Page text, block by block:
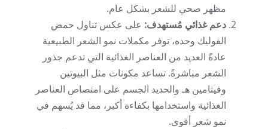
مظهر صحي للشعر بشكل عام.
دعم غذائي مُستهدف: على عكس تناول حمض
الفوليك وحده، توفر مكملات نمو الشعر الطبيعية
عادةً العديد من العناصر الغذائية التي تدعم جذور
الشعر مباشرةً. تساعد مكونات مثل البيوتين
وفيتامين هـ والحديد الجسم على امتصاص العناصر
الغذائية واستخدامها بكفاءة أكبر، مما قد يُسهم في
نمو شعر أقوى.